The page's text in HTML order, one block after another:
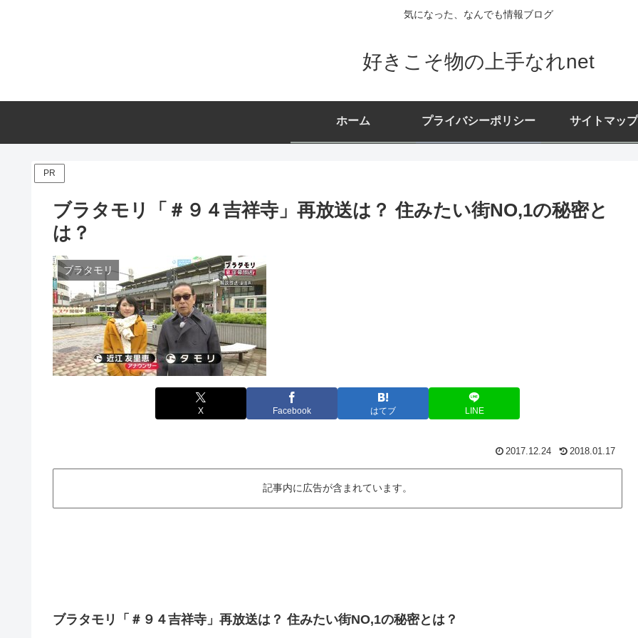
気になった、なんでも情報ブログ
好きこそ物の上手なれnet
ホーム プライバシーポリシー サイトマップ
PR
ブラタモリ「＃９４吉祥寺」再放送は？ 住みたい街NO,1の秘密と
は？
ブラタモリ
X Facebook はてブ LINE
2017.12.24 2018.01.17
記事内に広告が含まれています。
ブラタモリ「＃９４吉祥寺」再放送は？ 住みたい街NO,1の秘密とは？